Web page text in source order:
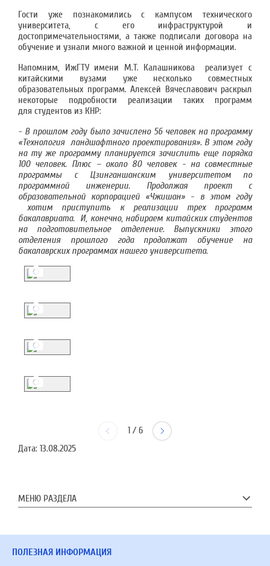
Гости уже познакомились с кампусом технического
университета, с его инфраструктурой и
достопримечательностями, а также подписали договора на
обучение и узнали много важной и ценной информации.
Напомним, ИжГТУ имени М.Т. Калашникова реализует с
китайскими вузами уже несколько совместных
образовательных программ. Алексей Вячеславович раскрыл
некоторые подробности реализации таких программ
для студентов из КНР:
- В прошлом году было зачислено 56 человек на программу
«Технология ландшафтного проектирования». В этом году
на ту же программу планируется зачислить еще порядка
100 человек. Плюс – около 80 человек - на совместные
программы с Цзинганшанским университетом по
программной инженерии. Продолжая проект с
образовательной корпорацией «Чжишан» - в этом году
хотим приступить к реализации трех программ
бакалавриата. И, конечно, набираем китайских студентов
на подготовительное отделение. Выпускники этого
отделения прошлого года продолжат обучение на
бакалаврских программах нашего университета.
1/ 6
Дата: 13.08.2025
МЕНЮ РАЗДЕЛА
ПОЛЕЗНАЯ ИНФОРМАЦИЯ